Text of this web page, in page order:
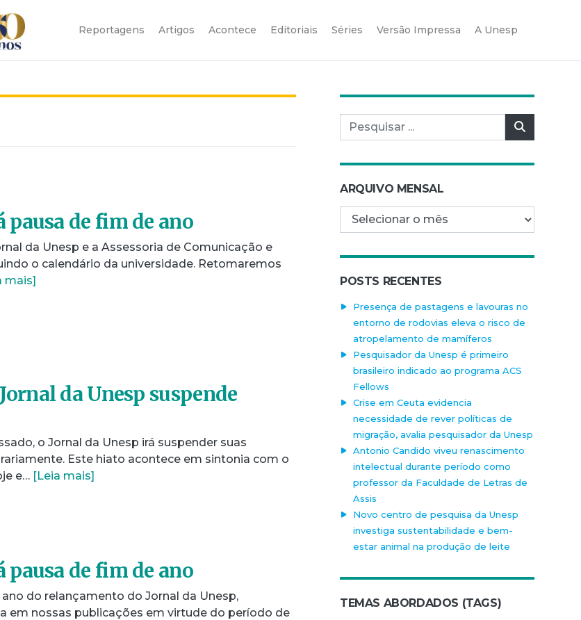
Reportagens Artigos Acontece Editoriais Séries Versão Impressa A Unesp
pausa de fim de ano
da Unesp e a Assessoria de Comunicação e
o calendário da universidade. Retomaremos
mais]
da Unesp suspende
o Jornal da Unesp irá suspender suas
Este hiato acontece em sintonia com o
e… [Leia mais]
pausa de fim de ano
do relançamento do Jornal da Unesp,
em nossas publicações em virtude do período de
Pesquisar por:
ARQUIVO MENSAL
Arquivo mensal
POSTS RECENTES
Presença de pastagens e lavouras no
entorno de rodovias eleva o risco de
atropelamento de mamíferos
Pesquisador da Unesp é primeiro
brasileiro indicado ao programa ACS
Fellows
Crise em Ceuta evidencia
necessidade de rever políticas de
migração, avalia pesquisador da Unesp
Antonio Candido viveu renascimento
intelectual durante período como
professor da Faculdade de Letras de
Assis
Novo centro de pesquisa da Unesp
investiga sustentabilidade e bem-
estar animal na produção de leite
TEMAS ABORDADOS (TAGS)